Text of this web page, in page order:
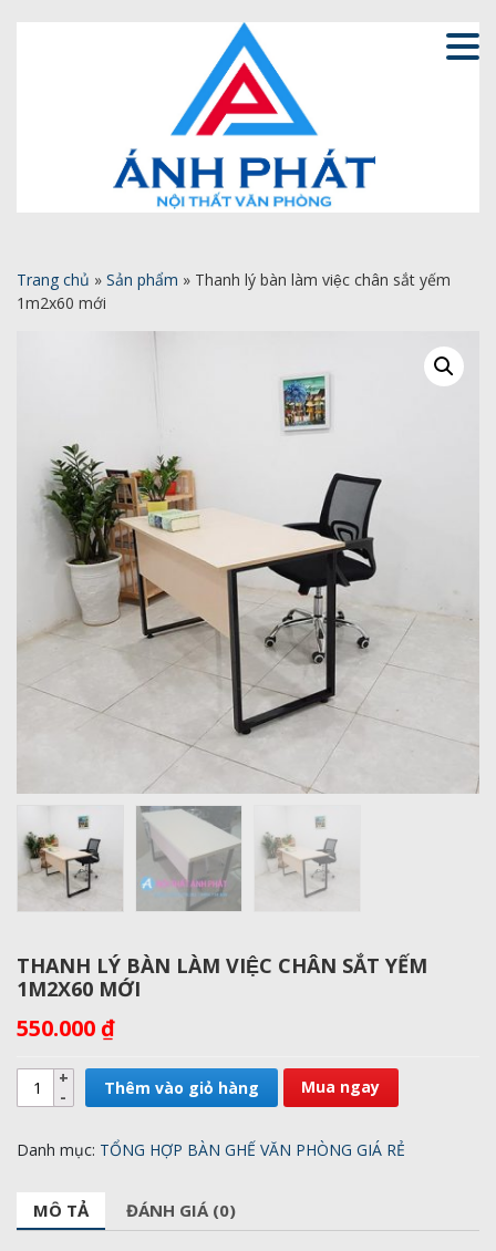
Trang chủ » Sản phẩm » Thanh lý bàn làm việc chân sắt yếm
1m2x60 mới
THANH LÝ BÀN LÀM VIỆC CHÂN SẮT YẾM
1M2X60 MỚI
550.000 ₫
Thêm vào giỏ hàng Mua ngay
Danh mục: TỔNG HỢP BÀN GHẾ VĂN PHÒNG GIÁ RẺ
MÔ TẢ ĐÁNH GIÁ (0)